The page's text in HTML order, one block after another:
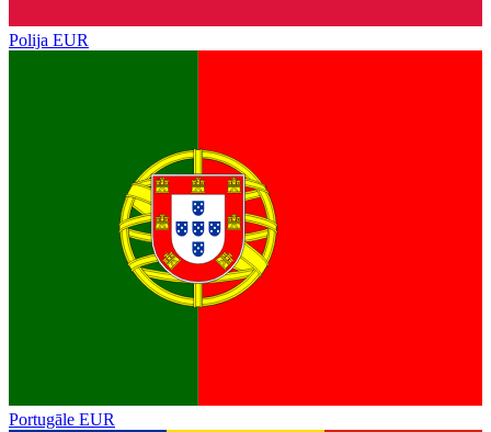
Polija EUR
Portugāle EUR